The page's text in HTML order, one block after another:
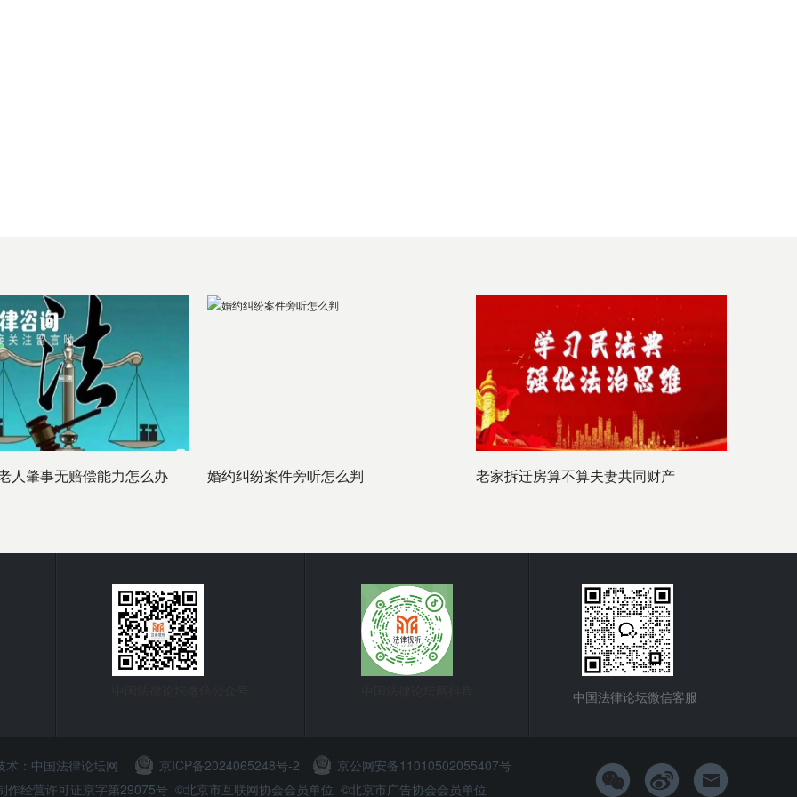
人肇事无赔偿能力怎么办 婚约纠纷案件旁听怎么判 老家拆迁房算不算夫妻共同财产
中国法律论坛微信客服
： 中国法律论坛网 京ICP备2024065248号-2
京公网安备11010502055407号
经营许可证京字第29075号 ©北京市互联网协会会员单位 ©北京市广告协会会员单位